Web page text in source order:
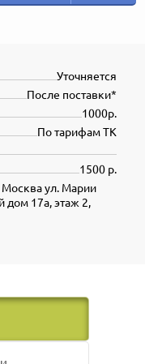
Уточняется
После поставки*
1000р.
По тарифам ТК
1500 р.
Москва ул. Марии
дом 17а, этаж 2,